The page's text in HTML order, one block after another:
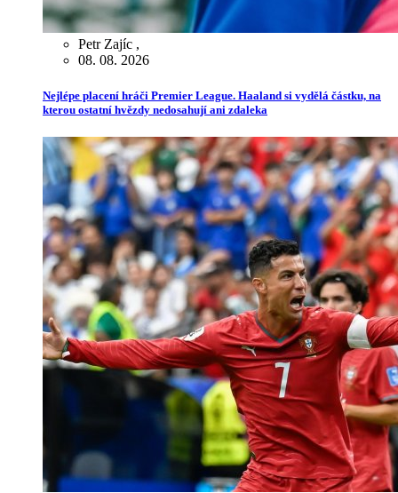
Petr Zajíc ,
08. 08. 2026
Nejlépe placení hráči Premier League. Haaland si vydělá částku, na
kterou ostatní hvězdy nedosahují ani zdaleka